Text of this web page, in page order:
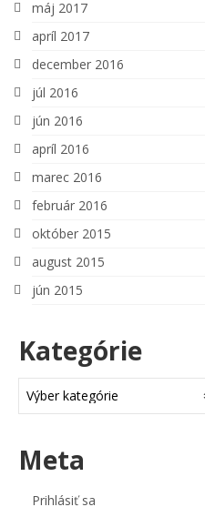
máj 2017
apríl 2017
december 2016
júl 2016
jún 2016
apríl 2016
marec 2016
február 2016
október 2015
august 2015
jún 2015
Kategórie
Meta
Prihlásiť sa